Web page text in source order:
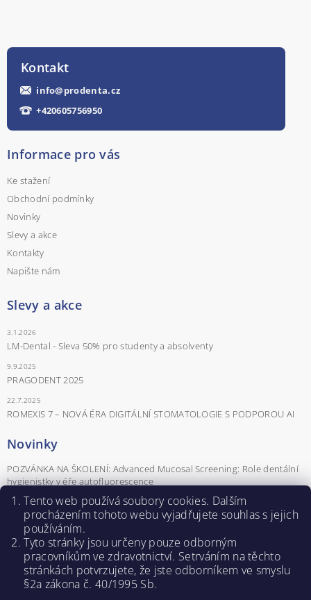
Kontakt
info@prodenta.cz
+420605756950
Informace pro vás
Ke stažení
Obchodní podmínky
Novinky
Slevy a akce
Kontakty
Napište nám
Slevy a akce
3.1.2026
LM-Dental - Sleva 50% pro studenty a absolventy
9.9.2025
PRAGODENT 2025
22.7.2025
ROMEXIS 7 – NOVÁ ÉRA DIGITÁLNÍ STOMATOLOGIE S PODPOROU AI
Novinky
POZVÁNKA NA ŠKOLENÍ: Advanced Mucosal Screening: Role dentální
hygienistky v éře autofluorescence
POZVÁNKA NA ŠKOLENÍ Parodontologické minimum pro praxi aneb
parodontologie od A do Z
Záznamy z webinářů - Naučte se pracovat se softwarem Romexis®.
POZVÁNKA NA ŠKOLENÍ PRO DENTÁLNÍ HYGIENISTKY
ROZHOVOR: KLÁRA NOVÁ – DENTÁLNÍ HYGIENISTKA A SDA
ŠKOLITELKA
Tento web používá soubory cookies. Dalším
procházením tohoto webu vyjadřujete souhlas s jejich
používáním.
Tyto stránky jsou určeny pouze odborným
pracovníkům ve zdravotnictví. Setrváním na těchto
stránkách potvrzujete, že jste odborníkem ve smyslu
§2a zákona č. 40/1995 Sb.